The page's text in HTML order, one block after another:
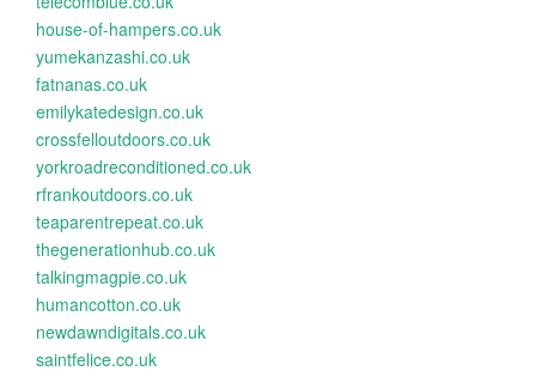
house-of-hampers.co.uk
yumekanzashi.co.uk
fatnanas.co.uk
emilykatedesign.co.uk
crossfelloutdoors.co.uk
yorkroadreconditioned.co.uk
rfrankoutdoors.co.uk
teaparentrepeat.co.uk
thegenerationhub.co.uk
talkingmagpie.co.uk
humancotton.co.uk
newdawndigitals.co.uk
saintfelice.co.uk